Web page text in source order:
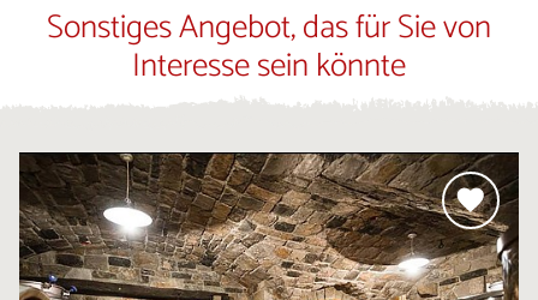
Sonstiges Angebot, das für Sie von
Interesse sein könnte